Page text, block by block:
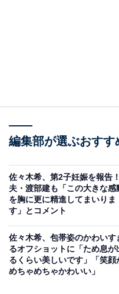
編集部が選ぶおすす
佐々木希、第2子妊娠を報告！
夫・渡部建も「この大きな感
を胸に更に精進してまいりま
す」とコメント
佐々木希、包帯姿のかわいす
るオフショットに「ため息が
るくらい美しいです」「笑顔
めちゃめちゃかわいい」